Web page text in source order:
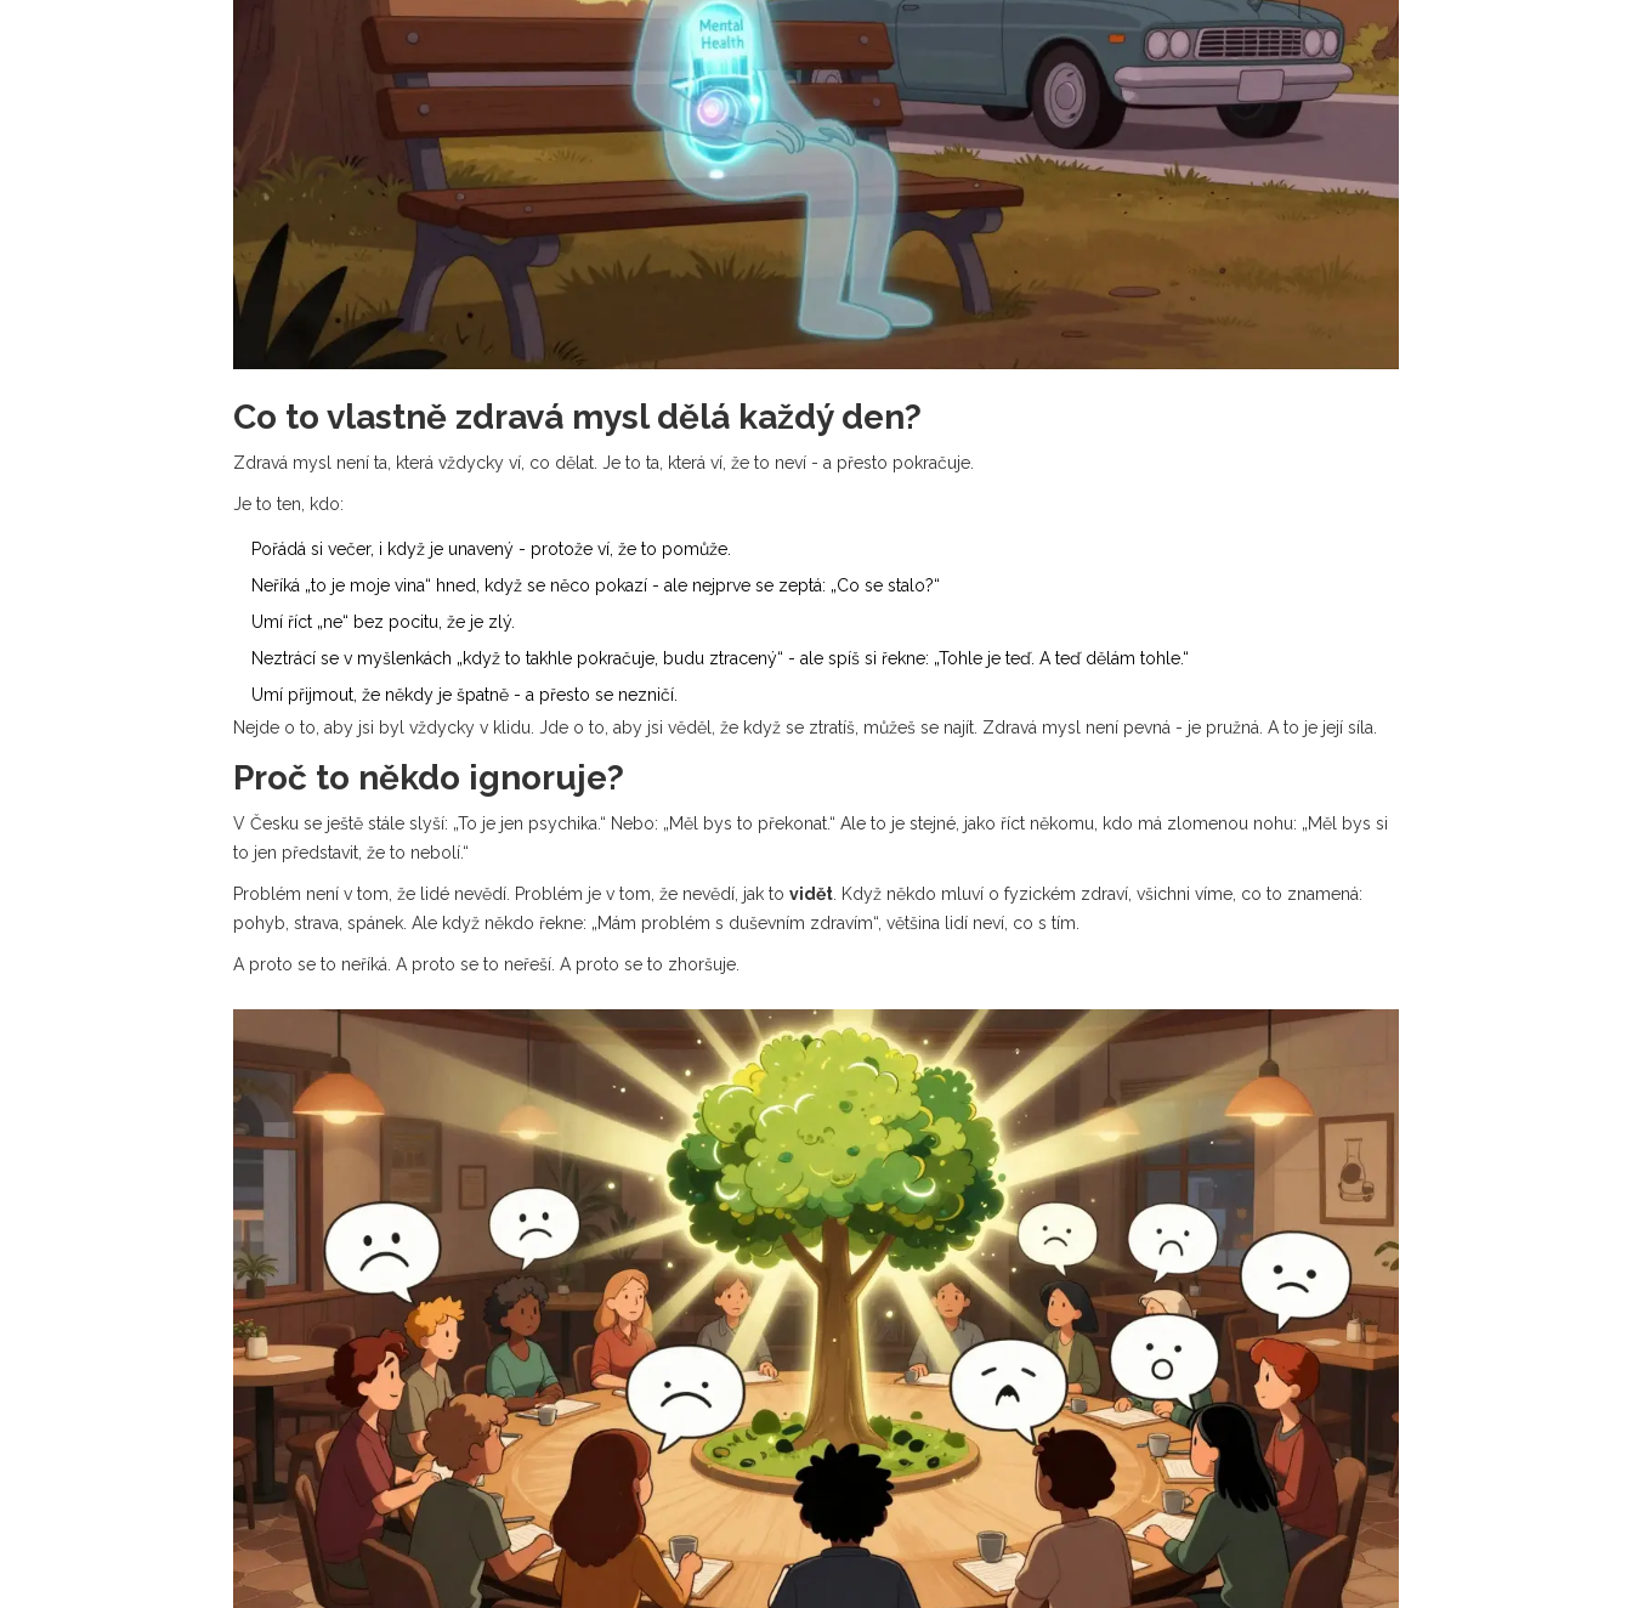
Co to vlastně zdravá mysl dělá každý den?
Zdravá mysl není ta, která vždycky ví, co dělat. Je to ta, která ví, že to neví - a přesto pokračuje.
Je to ten, kdo:
Pořádá si večer, i když je unavený - protože ví, že to pomůže.
Neříká „to je moje vina“ hned, když se něco pokazí - ale nejprve se zeptá: „Co se stalo?“
Umí říct „ne“ bez pocitu, že je zlý.
Neztrácí se v myšlenkách „když to takhle pokračuje, budu ztracený“ - ale spíš si řekne: „Tohle je teď. A teď dělám tohle.“
Umí přijmout, že někdy je špatně - a přesto se nezničí.
Nejde o to, aby jsi byl vždycky v klidu. Jde o to, aby jsi věděl, že když se ztratíš, můžeš se najít. Zdravá mysl není pevná - je pružná. A to je její síla.
Proč to někdo ignoruje?
V Česku se ještě stále slyší: „To je jen psychika.“ Nebo: „Měl bys to překonat.“ Ale to je stejné, jako říct někomu, kdo má zlomenou nohu: „Měl bys si
to jen představit, že to nebolí.“
Problém není v tom, že lidé nevědí. Problém je v tom, že nevědí, jak to vidět . Když někdo mluví o fyzickém zdraví, všichni víme, co to znamená:
pohyb, strava, spánek. Ale když někdo řekne: „Mám problém s duševním zdravím“, většina lidí neví, co s tím.
A proto se to neříká. A proto se to neřeší. A proto se to zhoršuje.